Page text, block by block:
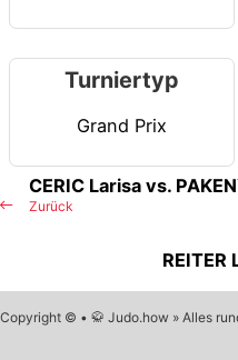
Turniertyp
Grand Prix
Zurück
CERIC Larisa vs.
REITER
Copyright © • 🥋 Judo.how » Alles